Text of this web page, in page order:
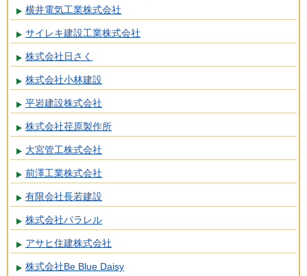
横井電気工業株式会社
サイレキ建設工業株式会社
株式会社日さく
株式会社小林建設
平岩建設株式会社
株式会社荏原製作所
大宮管工株式会社
前澤工業株式会社
有限会社長若建設
株式会社パラレル
アサヒ住建株式会社
株式会社Be Blue Daisy